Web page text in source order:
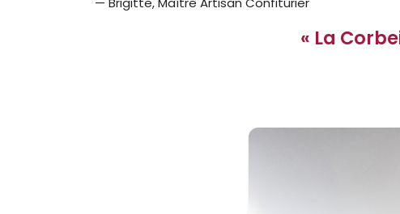
« La